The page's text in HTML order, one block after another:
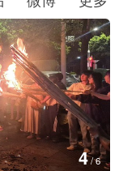
葛仙村 5/6